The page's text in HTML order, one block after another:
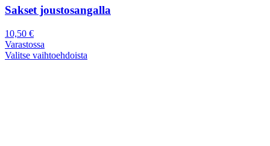
Sakset joustosangalla
10,50 €
Varastossa
Valitse vaihtoehdoista